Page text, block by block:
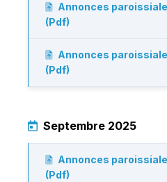
Annonces
(Pdf)
Annonces
(Pdf)
Septembre 2025
Annonces
(Pdf)